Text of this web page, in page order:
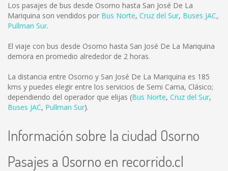
Los pasajes de bus desde Osorno hasta San José De La
Mariquina son vendidos por Bus Norte, Cruz del Sur, Buses JAC,
Pullman Sur.
El viaje con bus desde Osorno hasta San José De La Mariquina
demora en promedio alrededor de 2 horas.
La distancia entre Osorno y San José De La Mariquina es 185
kms y puedes elegir entre los servicios de Semi Cama, Clásico;
dependiendo del operador que elijas (Bus Norte, Cruz del Sur,
Buses JAC, Pullman Sur).
Información sobre la ciudad Osorno
Pasajes a Osorno en recorrido.cl